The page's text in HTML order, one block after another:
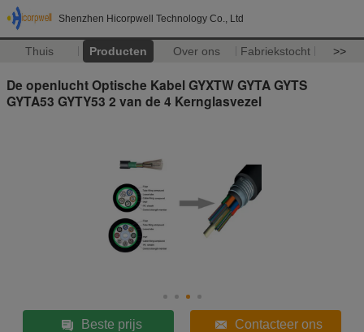
Shenzhen Hicorpwell Technology Co., Ltd
Thuis Producten Over ons Fabriekstocht >>
De openlucht Optische Kabel GYXTW GYTA GYTS
GYTA53 GYTY53 2 van de 4 Kernglasvezel
Beste prijs Contacteer ons